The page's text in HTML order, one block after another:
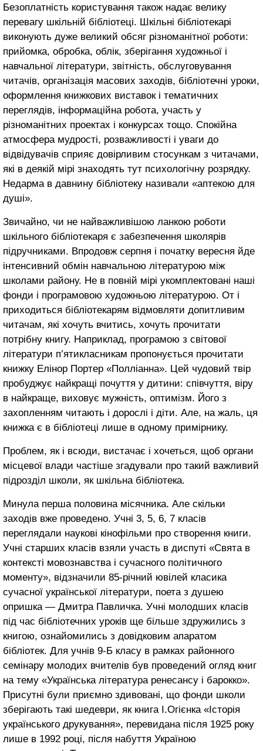
Безоплатність користування також надає велику
перевагу шкільній бібліотеці. Шкільні бібліотекарі
виконують дуже великий обсяг різноманітної роботи:
прийомка, обробка, облік, зберігання художньої і
навчальної літератури, звітність, обслуговування
читачів, організація масових заходів, бібліотечні уроки,
оформлення книжкових виставок і тематичних
переглядів, інформаційна робота, участь у
різноманітних проектах і конкурсах тощо. Спокійна
атмосфера мудрості, розважливості і уваги до
відвідувачів сприяє довірливим стосункам з читачами,
які в деякій мірі знаходять тут психологічну розрядку.
Недарма в давнину бібліотеку називали «аптекою для
душі».
Звичайно, чи не найважливішою ланкою роботи
шкільного бібліотекаря є забезпечення школярів
підручниками. Впродовж серпня і початку вересня йде
інтенсивний обмін навчальною літературою між
школами району. Не в повній мірі укомплектовані наші
фонди і програмовою художньою літературою. От і
приходиться бібліотекарям відмовляти допитливим
читачам, які хочуть вчитись, хочуть прочитати
потрібну книгу. Наприклад, програмою з світової
літератури п’ятикласникам пропонується прочитати
книжку Елінор Портер «Полліанна». Цей чудовий твір
пробуджує найкращі почуття у дитини: співчуття, віру
в найкраще, виховує мужність, оптимізм. Його з
захопленням читають і дорослі і діти. Але, на жаль, ця
книжка є в бібліотеці лише в одному примірнику.
Проблем, як і всюди, вистачає і хочеться, щоб органи
місцевої влади частіше згадували про такий важливий
підрозділ школи, як шкільна бібліотека.
Минула перша половина місячника. Але скільки
заходів вже проведено. Учні 3, 5, 6, 7 класів
переглядали наукові кінофільми про створення книги.
Учні старших класів взяли участь в диспуті «Свята в
контексті мовознавства і сучасного політичного
моменту», відзначили 85-річний ювілей класика
сучасної української літератури, поета з душею
опришка — Дмитра Павличка. Учні молодших класів
під час бібліотечних уроків ще більше здружились з
книгою, ознайомились з довідковим апаратом
бібліотек. Для учнів 9-Б класу в рамках районного
семінару молодих вчителів був проведений огляд книг
на тему «Українська література ренесансу і барокко».
Присутні були приємно здивовані, що фонди школи
зберігають такі шедеври, як книга І.Огієнка «Історія
українського друкування», перевидана після 1925 року
лише в 1992 році, після набуття Україною